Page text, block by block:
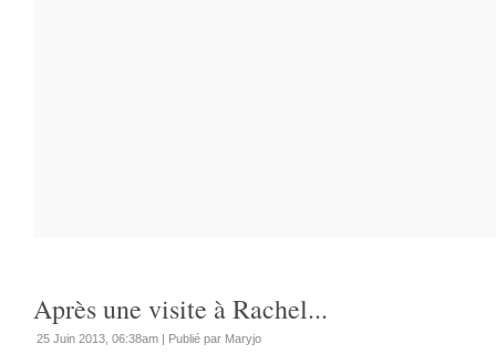
Après une visite à Rachel...
25 Juin 2013, 06:38am | Publié par Maryjo